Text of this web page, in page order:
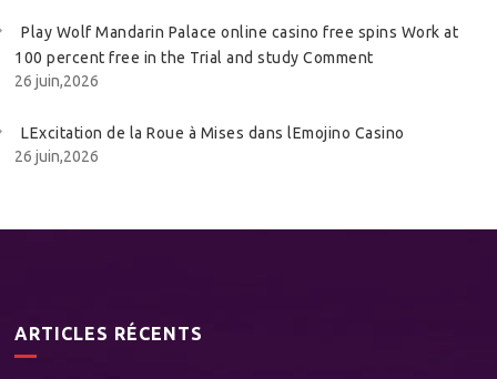
Play Wolf Mandarin Palace online casino free spins Work at
100 percent free in the Trial and study Comment
26 juin,2026
LExcitation de la Roue à Mises dans lEmojino Casino
26 juin,2026
ARTICLES RÉCENTS